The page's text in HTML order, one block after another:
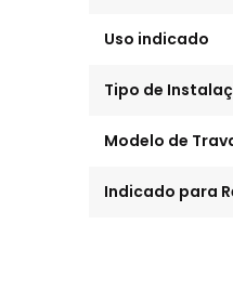
Uso indicado
Tipo de
Modelo de
Indicado para